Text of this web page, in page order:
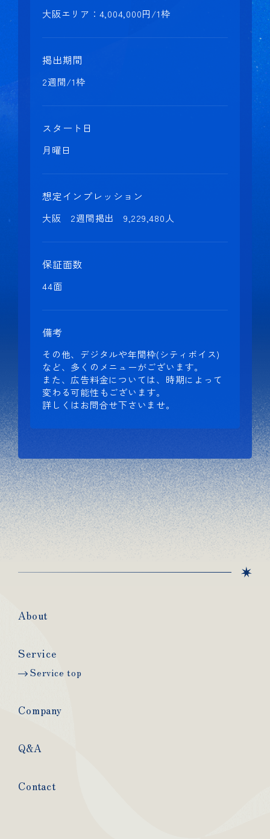
大阪エリア：4,004,000円/1枠
掲出期間
2週間/1枠
スタート日
月曜日
想定インプレッション
大阪 2週間掲出 9,229,480人
保証面数
44面
備考
その他、デジタルや年間枠(シティボイス)
など、多くのメニューがございます。
また、広告料金については、時期によって
変わる可能性もございます。
詳しくはお問合せ下さいませ。
About
Service
Service top
Company
Q&A
Contact